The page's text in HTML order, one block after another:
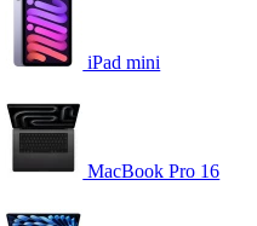
iPad mini
MacBook Pro 16